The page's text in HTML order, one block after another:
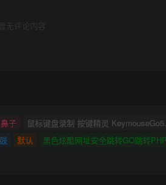
无评论内容
鼻子 鼠标键盘录制 按键精灵
鼓 默认 黑色炫酷网址安全跳转GO跳转